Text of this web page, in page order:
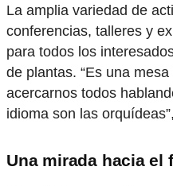
La amplia variedad de
conferencias, talleres y
para todos los
de plantas. “Es una
acercarnos todos
idioma son las
Una mirada hacia el